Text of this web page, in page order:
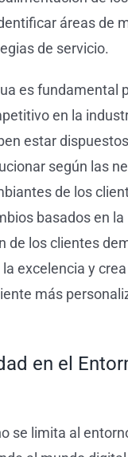
áreas de
de servicio.
es fundamental
en la
estar
según las
de los
basados en la
de los clientes
excelencia y
más
en el
se limita al